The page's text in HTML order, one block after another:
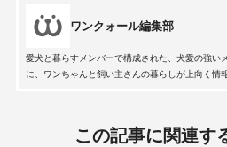
ワンクォール編集部
愛犬と暮らすメンバーで構成された、犬愛の強い
に、ワンちゃんと飼い主さんの暮らしが上向く情
この記事に関連す